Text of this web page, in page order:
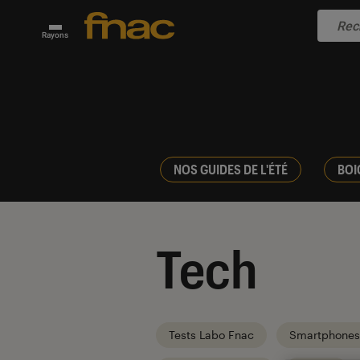
Rayons
NOS GUIDES DE L'ÉTÉ
Tech
Tests Labo Fnac Smartphones